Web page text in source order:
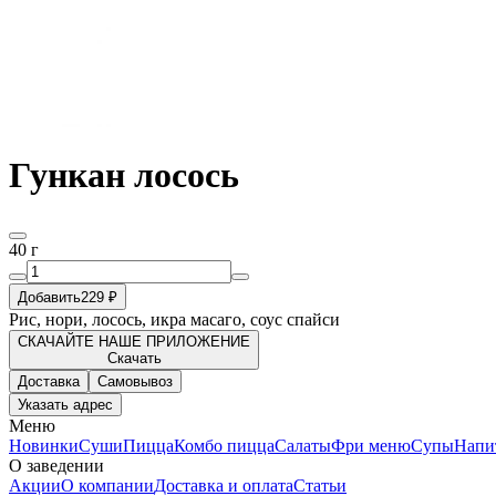
Гункан лосось
40 г
Добавить229 ₽
Рис, нори, лосось, икра масаго, соус спайси
СКАЧАЙТЕ НАШЕ ПРИЛОЖЕНИЕ
Скачать
Доставка
Самовывоз
Указать адрес
Меню
НовинкиСушиПиццаКомбо пиццаСалатыФри менюСупы
О заведении
АкцииО компанииДоставка и оплатаСтатьи